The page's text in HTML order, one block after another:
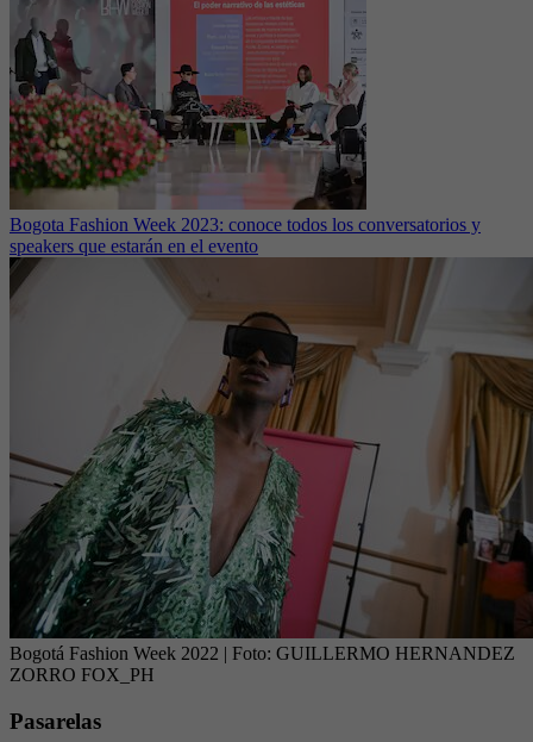
Bogota Fashion Week 2023: conoce todos los conversatorios y
speakers que estarán en el evento
Bogotá Fashion Week 2022 | Foto: GUILLERMO HERNANDEZ
ZORRO FOX_PH
Pasarelas